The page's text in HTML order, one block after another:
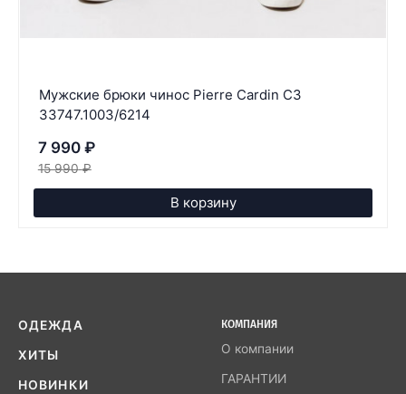
Мужские брюки чинос Pierre Cardin C3
33747.1003/6214
7 990 ₽
15 990 ₽
В корзину
ОДЕЖДА
ХИТЫ
НОВИНКИ
КОМПАНИЯ
О компании
ГАРАНТИИ